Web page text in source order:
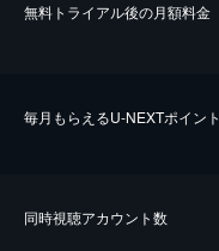
無料トライアル後の⽉額料金
毎⽉もらえるU-NEXTポイント
同時視聴アカウント数